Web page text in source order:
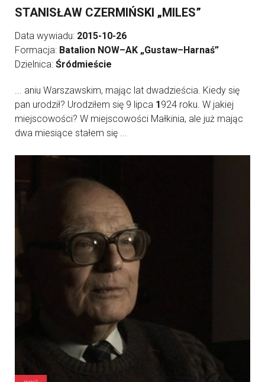
STANISŁAW CZERMIŃSKI „MILES”
Data wywiadu: 2015-10-26
Formacja: Batalion NOW–AK „Gustaw–Harnaś”
Dzielnica: Śródmieście
... aniu Warszawskim, mając lat dwadzieścia. Kiedy się
pan urodził? Urodziłem się 9 lipca 1 924 roku. W jakiej
miejscowości? W miejscowości Małkinia, ale już mając
dwa miesiące stałem się ...